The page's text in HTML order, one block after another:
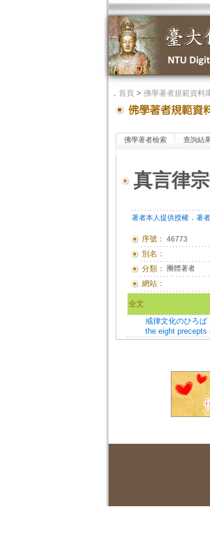
． 首頁> 佛學著者規範資料
佛學著者檢索 查詢結
真言律
著者本人提供授權． 著
序號： 46773
別名：
分類：
團體著者
網站：
全文
戒律文化のひろば
the eight precepts